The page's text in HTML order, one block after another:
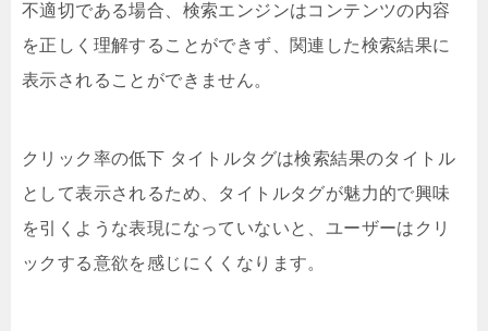
不適切である場合、検索エンジンはコンテンツの内容
を正しく理解することができず、関連した検索結果に
表示されることができません。
クリック率の低下 タイトルタグは検索結果のタイトル
として表示されるため、タイトルタグが魅力的で興味
を引くような表現になっていないと、ユーザーはクリ
ックする意欲を感じにくくなります。